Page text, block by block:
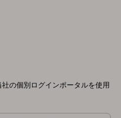
の個別ログインポータルを使用